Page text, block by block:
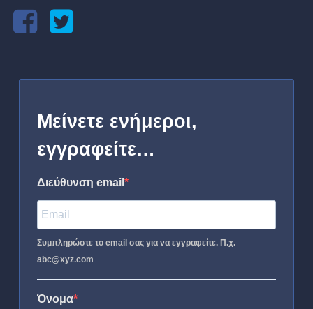
Μείνετε ενήμεροι,
εγγραφείτε…
Διεύθυνση email
Συμπληρώστε το email σας για να εγγραφείτε. Π.χ.
abc@xyz.com
Όνομα